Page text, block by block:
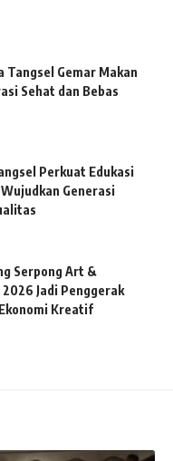
Tangsel Gemar Makan
Sehat dan Bebas
Perkuat Edukasi
Generasi
Serpong Art &
Jadi Penggerak
Kreatif